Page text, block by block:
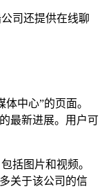
司还提供在线聊
中心”的页面。
最新进展。用户可
括图片和视频。
关于该公司的信